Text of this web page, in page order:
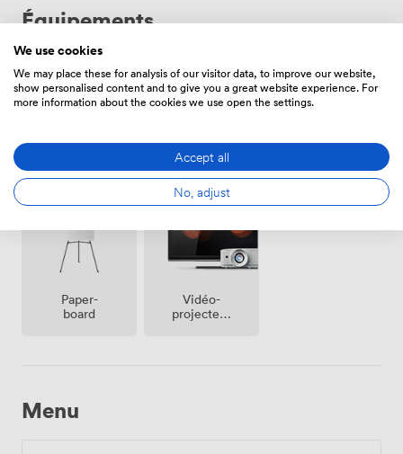
Équipements
sur place
Espace
de repos
(partagé)
Paper-
board
Vidéo-
projecteur
Menu
We use cookies
We may place these for analysis of our visitor data, to improve our website,
show personalised content and to give you a great website experience. For
more information about the cookies we use open the settings.
Accept all
No, adjust